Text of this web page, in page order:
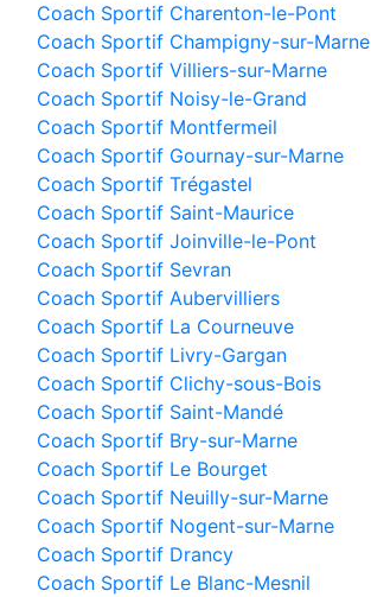
Coach Sportif Charenton-le-Pont
Coach Sportif Champigny-sur-Marne
Coach Sportif Villiers-sur-Marne
Coach Sportif Noisy-le-Grand
Coach Sportif Montfermeil
Coach Sportif Gournay-sur-Marne
Coach Sportif Trégastel
Coach Sportif Saint-Maurice
Coach Sportif Joinville-le-Pont
Coach Sportif Sevran
Coach Sportif Aubervilliers
Coach Sportif La Courneuve
Coach Sportif Livry-Gargan
Coach Sportif Clichy-sous-Bois
Coach Sportif Saint-Mandé
Coach Sportif Bry-sur-Marne
Coach Sportif Le Bourget
Coach Sportif Neuilly-sur-Marne
Coach Sportif Nogent-sur-Marne
Coach Sportif Drancy
Coach Sportif Le Blanc-Mesnil